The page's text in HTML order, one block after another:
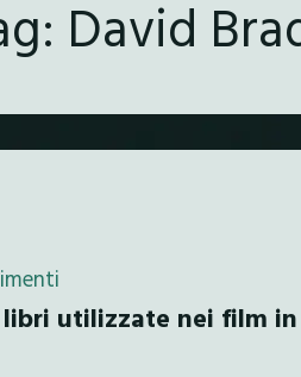
David
libri utilizzate nei film